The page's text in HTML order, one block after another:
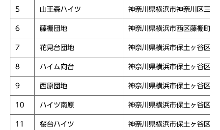
5 山王森ハイツ 神奈川県横浜市神奈川区三枚
6 藤棚団地 神奈川県横浜市西区藤棚町２
7 花見台団地 神奈川県横浜市保土ヶ谷区花
8 ハイム向台 神奈川県横浜市保土ヶ谷区川
9 西原団地 神奈川県横浜市保土ヶ谷区川
10 ハイツ南原 神奈川県横浜市保土ヶ谷区川
11 桜台ハイツ 神奈川県横浜市保土ヶ谷区峰